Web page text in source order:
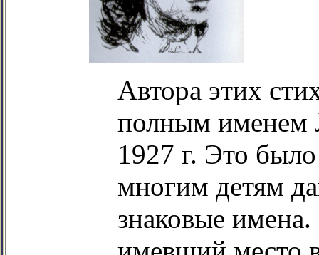
Автора этих
полным именем
1927 г. Это
многим детям
знаковые